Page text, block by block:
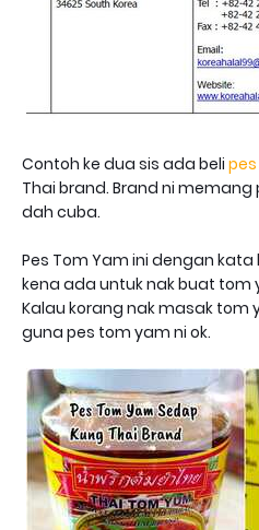
Contoh ke dua sis ada beli
Thai brand. Brand ni
dah cuba.
Pes Tom Yam ini dengan kata
kena ada untuk nak buat tom
Kalau korang nak masak tom
guna pes tom yam ni ok.